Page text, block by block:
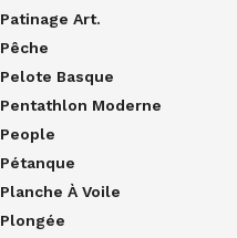
Patinage Art.
Pêche
Pelote Basque
Pentathlon Moderne
People
Pétanque
Planche À Voile
Plongée